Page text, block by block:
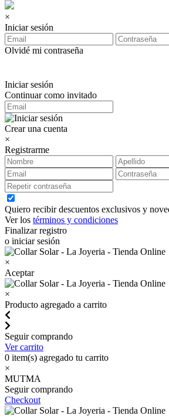
×
Iniciar sesión
Olvidé mi contraseña
Iniciar sesión
Continuar como invitado
Crear una cuenta
×
Registrarme
Quiero recibir descuentos exclusivos y
Ver los términos y condiciones
Finalizar registro
o iniciar sesión
×
Aceptar
×
Producto agregado a carrito
Seguir comprando
Ver carrito
0 item(s) agregado tu carrito
×
MUTMA
Seguir comprando
Checkout